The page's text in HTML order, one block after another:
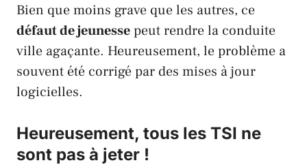
Bien que moins grave que les autres, ce
défaut de jeunessepeut rendre la conduite
ville agaçante. Heureusement, le problème a
souvent été corrigé par des mises à jour
logicielles.
Heureusement, tous les TSI ne
sont pas à jeter !